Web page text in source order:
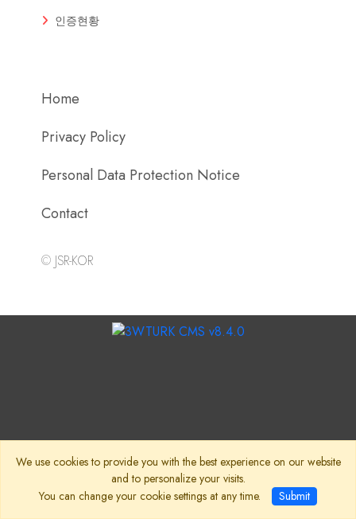
인증현황
Home
Privacy Policy
Personal Data Protection Notice
Contact
© JSR-KOR
We use cookies to provide you with the best experience on our website
and to personalize your visits.
You can change your cookie settings at any time.
Submit